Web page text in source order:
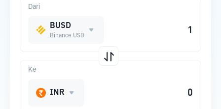
Dari
BUSD
Binance USD
Ke
INR